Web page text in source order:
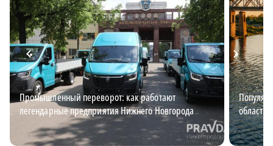
Промышленный переворот: как работают
легендарные предприятия Нижнего Новгорода
области